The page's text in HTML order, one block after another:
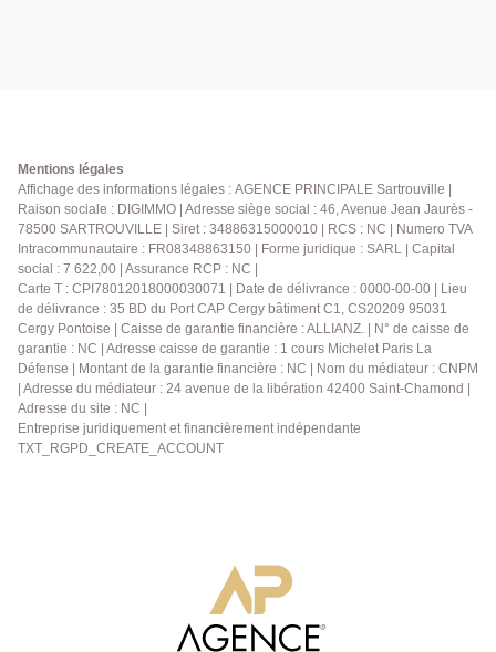
Mentions légales
Affichage des informations légales : AGENCE PRINCIPALE Sartrouville |
Raison sociale : DIGIMMO | Adresse siège social : 46, Avenue Jean Jaurès -
78500 SARTROUVILLE | Siret : 34886315000010 | RCS : NC | Numero TVA
Intracommunautaire : FR08348863150 | Forme juridique : SARL | Capital
social : 7 622,00 | Assurance RCP : NC |
Carte T : CPI78012018000030071 | Date de délivrance : 0000-00-00 | Lieu
de délivrance : 35 BD du Port CAP Cergy bâtiment C1, CS20209 95031
Cergy Pontoise | Caisse de garantie financière : ALLIANZ. | N° de caisse de
garantie : NC | Adresse caisse de garantie : 1 cours Michelet Paris La
Défense | Montant de la garantie financière : NC | Nom du médiateur : CNPM
| Adresse du médiateur : 24 avenue de la libération 42400 Saint-Chamond |
Adresse du site : NC |
Entreprise juridiquement et financièrement indépendante
TXT_RGPD_CREATE_ACCOUNT